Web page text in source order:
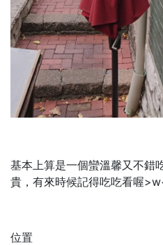
基本上算是一個蠻溫馨又不錯
貴，有來時候記得吃吃看喔
位置